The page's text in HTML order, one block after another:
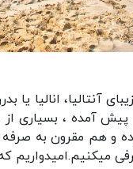
آنتالیا، انالیا
پیش آمده ، بسیاری
هم مقرون به صرفه
میکنیم.امیدواریم